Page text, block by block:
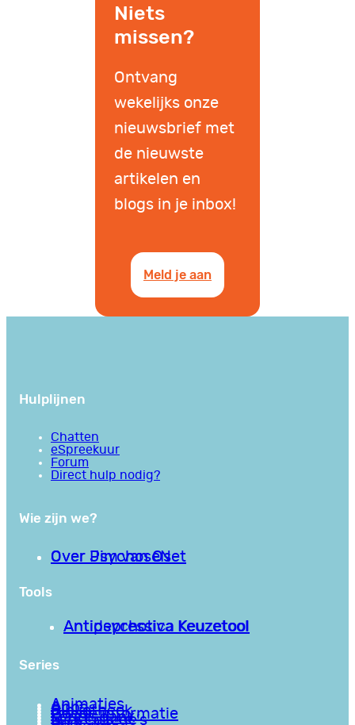
Niets
missen?
Ontvang
wekelijks onze
nieuwsbrief met
de nieuwste
artikelen en
blogs in je inbox!
Meld je aan
Hulplijnen
Chatten
eSpreekuur
Forum
Direct hulp nodig?
Wie zijn we?
Over PsychoseNet
Over Jim van Os
Tools
Antipsychotica Keuzetool
Antidepressiva Keuzetool
Series
Animaties
Apps
Bibliotheek
Goede informatie
Kennisbank
Mini college’s